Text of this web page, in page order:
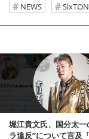
NEWS
堀江貴文氏、国分太一
ラ違反”について言及